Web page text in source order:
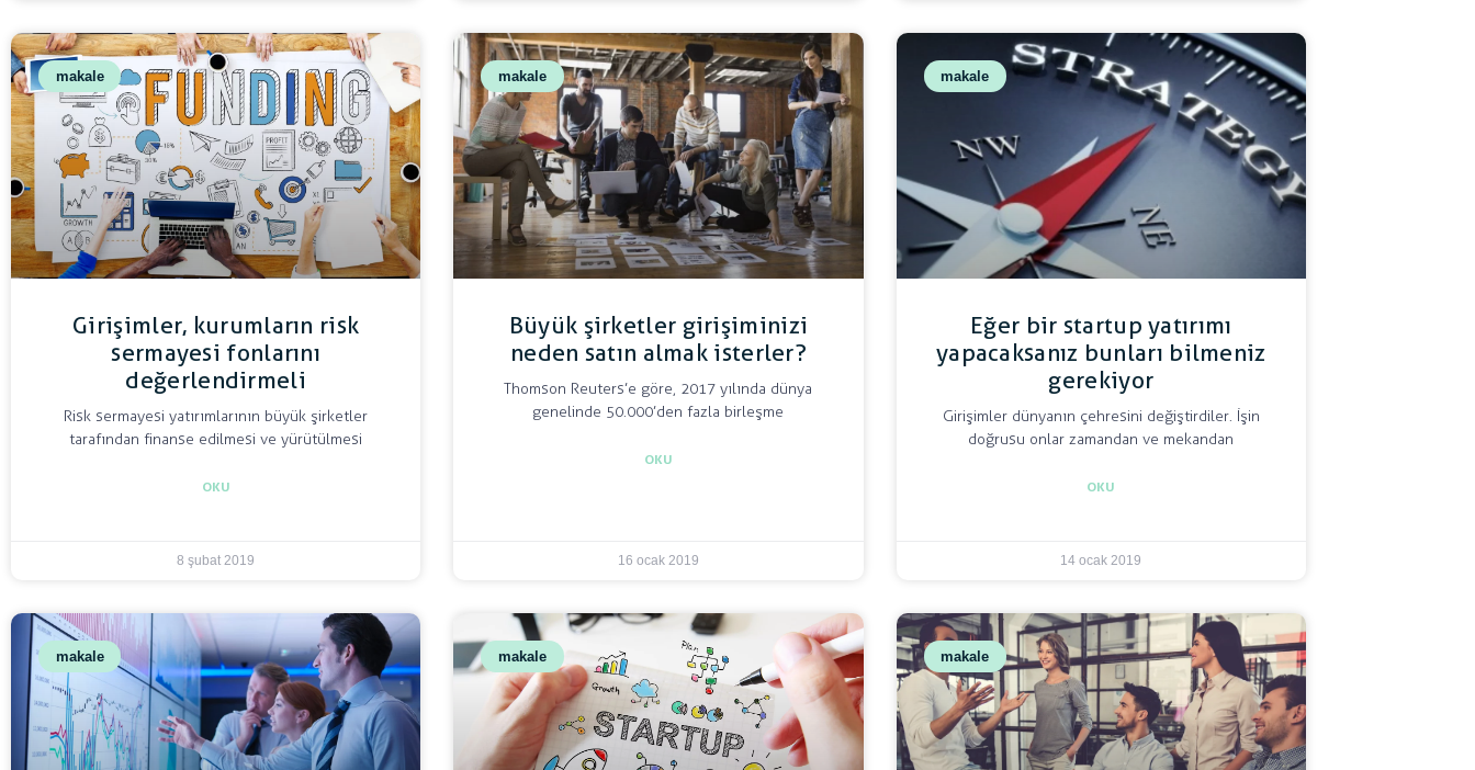
makale
Girişimler, kurumların risk
sermayesi fonlarını
değerlendirmeli
Risk sermayesi yatırımlarının büyük şirketler
tarafından finanse edilmesi ve yürütülmesi
OKU
8 şubat 2019
makale
Büyük şirketler girişiminizi
neden satın almak isterler?
Thomson Reuters’e göre, 2017 yılında dünya
genelinde 50.000’den fazla birleşme
OKU
16 ocak 2019
makale
Eğer bir startup yatırımı
yapacaksanız bunları bilmeniz
gerekiyor
Girişimler dünyanın çehresini değiştirdiler. İşin
doğrusu onlar zamandan ve mekandan
OKU
14 ocak 2019
makale makale makale